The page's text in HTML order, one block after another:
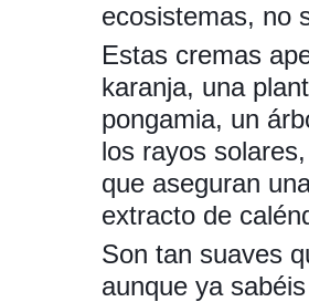
ecosistemas, no
Estas cremas
karanja, una
pongamia, un
los rayos
que aseguran
extracto de
Son tan suaves
aunque ya